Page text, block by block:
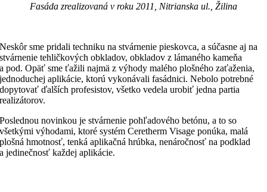
Fasáda zrealizovaná v roku 2011, Nitrianska ul., Žilina
Neskôr sme pridali techniku na stvárnenie pieskovca, a súčasne aj na
stvárnenie tehličkových obkladov, obkladov z lámaného kameňa
a pod. Opäť sme ťažili najmä z výhody malého plošného zaťaženia,
jednoduchej aplikácie, ktorú vykonávali fasádnici. Nebolo potrebné
dopytovať ďalších profesistov, všetko vedela urobiť jedna partia
realizátorov.
Poslednou novinkou je stvárnenie pohľadového betónu, a to so
všetkými výhodami, ktoré systém Ceretherm Visage ponúka, malá
plošná hmotnosť, tenká aplikačná hrúbka, nenáročnosť na podklad
a jedinečnosť každej aplikácie.